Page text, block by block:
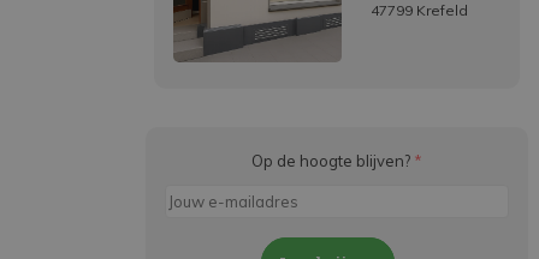
47799 Krefeld
Op de hoogte blijven? *